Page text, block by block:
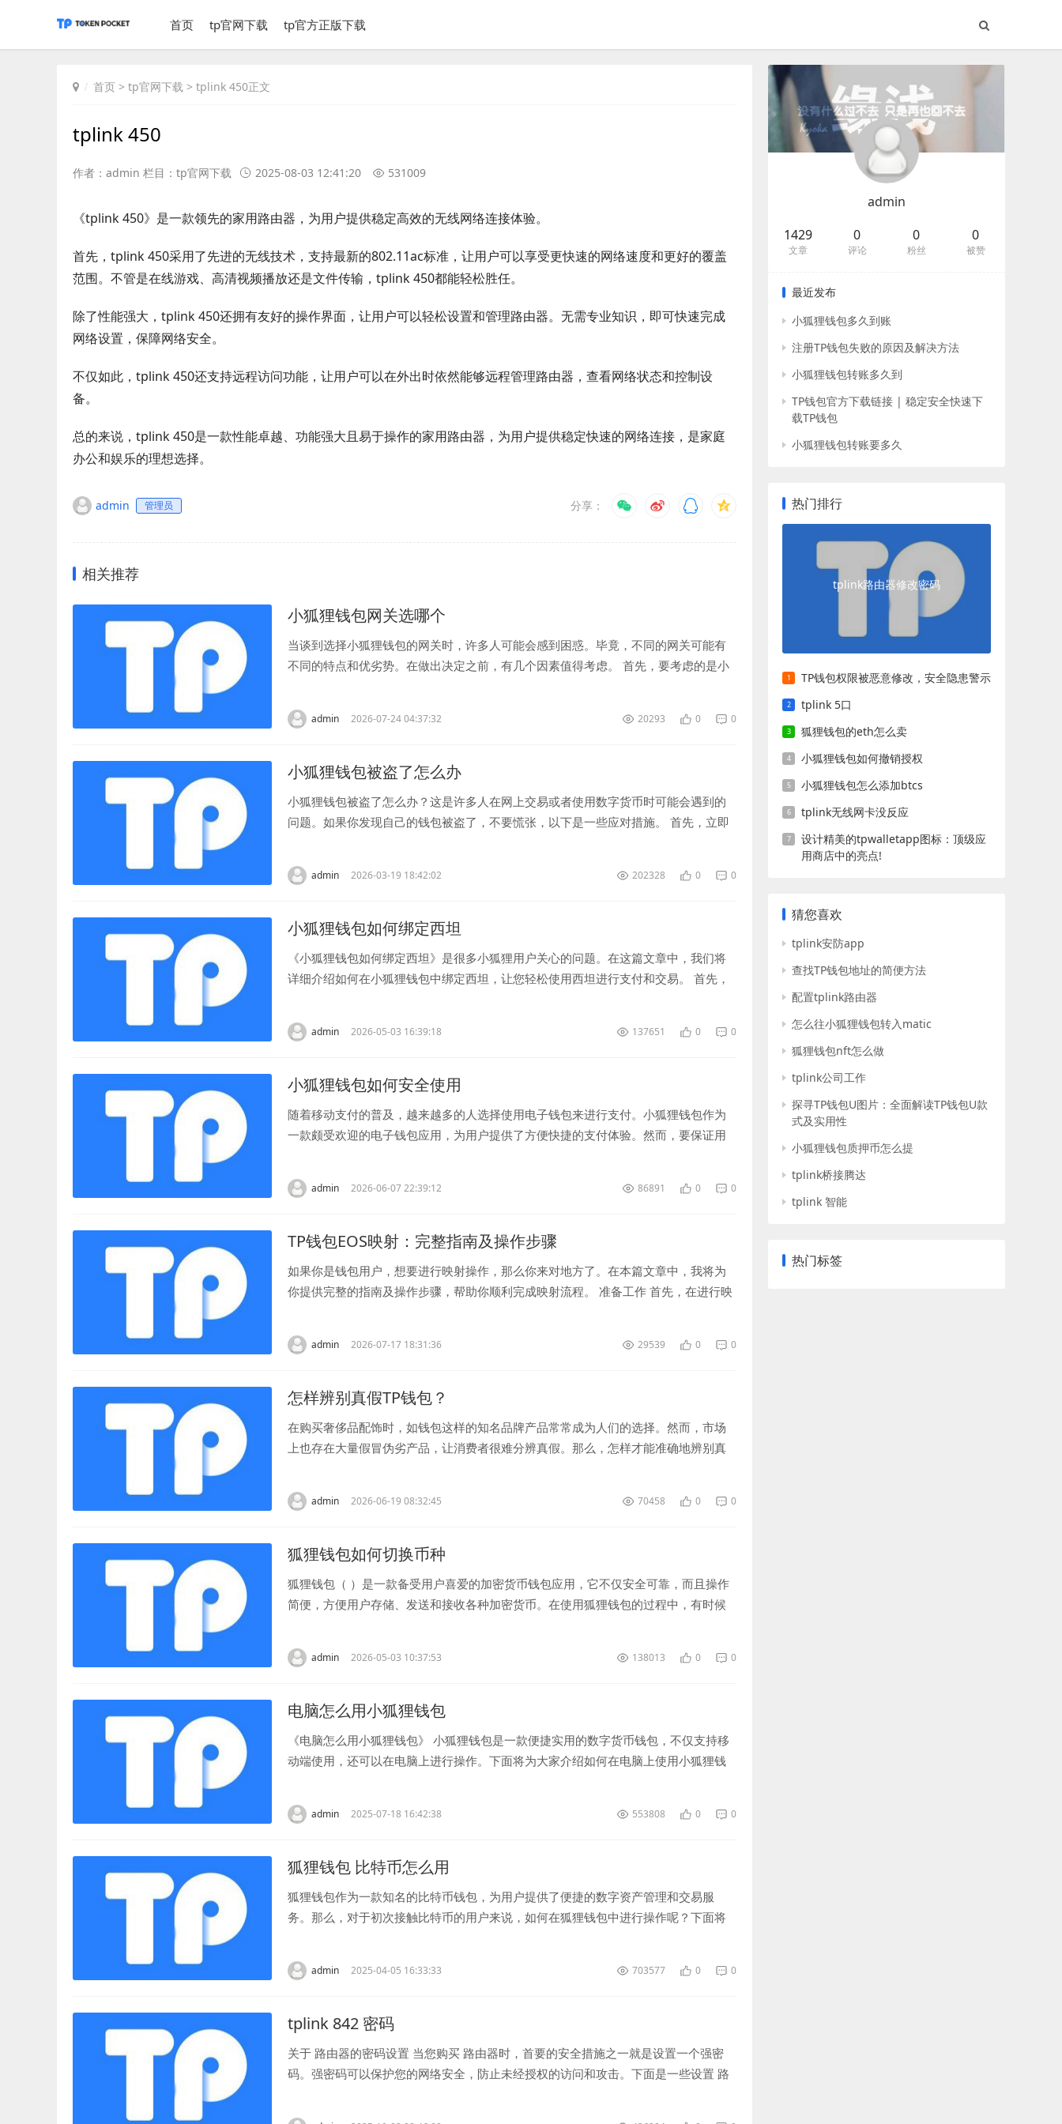
首页 tp官网下载 tp官方正版下载
首页 > tp官网下载 > tplink 450正文
tplink 450
作者：admin 栏目： tp官网下载 2025-08-03 12:41:20 531009
《tplink 450》是一款领先的家用路由器，为用户提供稳定高效的无线网络连接体验。
首先，tplink 450采用了先进的无线技术，支持最新的802.11ac标准，让用户可以享受更快速的网络速度和更好的覆盖
范围。不管是在线游戏、高清视频播放还是文件传输，tplink 450都能轻松胜任。
除了性能强大，tplink 450还拥有友好的操作界面，让用户可以轻松设置和管理路由器。无需专业知识，即可快速完成
网络设置，保障网络安全。
不仅如此，tplink 450还支持远程访问功能，让用户可以在外出时依然能够远程管理路由器，查看网络状态和控制设
备。
总的来说，tplink 450是一款性能卓越、功能强大且易于操作的家用路由器，为用户提供稳定快速的网络连接，是家庭
办公和娱乐的理想选择。
admin 管理员 分享：
相关推荐
小狐狸钱包网关选哪个
当谈到选择小狐狸钱包的网关时，许多人可能会感到困惑。毕竟，不同的网关可能有
不同的特点和优劣势。在做出决定之前，有几个因素值得考虑。 首先，要考虑的是小
admin 2026-07-24 04:37:32 20293 0 0
小狐狸钱包被盗了怎么办
小狐狸钱包被盗了怎么办？这是许多人在网上交易或者使用数字货币时可能会遇到的
问题。如果你发现自己的钱包被盗了，不要慌张，以下是一些应对措施。 首先，立即
admin 2026-03-19 18:42:02 202328 0 0
小狐狸钱包如何绑定西坦
《小狐狸钱包如何绑定西坦》是很多小狐狸用户关心的问题。在这篇文章中，我们将
详细介绍如何在小狐狸钱包中绑定西坦，让您轻松使用西坦进行支付和交易。 首先，
admin 2026-05-03 16:39:18 137651 0 0
小狐狸钱包如何安全使用
随着移动支付的普及，越来越多的人选择使用电子钱包来进行支付。小狐狸钱包作为
一款颇受欢迎的电子钱包应用，为用户提供了方便快捷的支付体验。然而，要保证用
admin 2026-06-07 22:39:12 86891 0 0
TP钱包EOS映射：完整指南及操作步骤
如果你是钱包用户，想要进行映射操作，那么你来对地方了。在本篇文章中，我将为
你提供完整的指南及操作步骤，帮助你顺利完成映射流程。 准备工作 首先，在进行映
admin 2026-07-17 18:31:36 29539 0 0
怎样辨别真假TP钱包？
在购买奢侈品配饰时，如钱包这样的知名品牌产品常常成为人们的选择。然而，市场
上也存在大量假冒伪劣产品，让消费者很难分辨真假。那么，怎样才能准确地辨别真
admin 2026-06-19 08:32:45 70458 0 0
狐狸钱包如何切换币种
狐狸钱包（ ）是一款备受用户喜爱的加密货币钱包应用，它不仅安全可靠，而且操作
简便，方便用户存储、发送和接收各种加密货币。在使用狐狸钱包的过程中，有时候
admin 2026-05-03 10:37:53 138013 0 0
电脑怎么用小狐狸钱包
《电脑怎么用小狐狸钱包》 小狐狸钱包是一款便捷实用的数字货币钱包，不仅支持移
动端使用，还可以在电脑上进行操作。下面将为大家介绍如何在电脑上使用小狐狸钱
admin 2025-07-18 16:42:38 553808 0 0
狐狸钱包 比特币怎么用
狐狸钱包作为一款知名的比特币钱包，为用户提供了便捷的数字资产管理和交易服
务。那么，对于初次接触比特币的用户来说，如何在狐狸钱包中进行操作呢？下面将
admin 2025-04-05 16:33:33 703577 0 0
tplink 842 密码
关于 路由器的密码设置 当您购买 路由器时，首要的安全措施之一就是设置一个强密
码。强密码可以保护您的网络安全，防止未经授权的访问和攻击。下面是一些设置 路
admin
1429
文章
0
评论
0
粉丝
0
被赞
最近发布
小狐狸钱包多久到账
注册TP钱包失败的原因及解决方法
小狐狸钱包转账多久到
TP钱包官方下载链接 | 稳定安全快速下
载TP钱包
小狐狸钱包转账要多久
热门排行
tplink路由器修改密码
TP钱包权限被恶意修改，安全隐患警示
tplink 5口
狐狸钱包的eth怎么卖
小狐狸钱包如何撤销授权
小狐狸钱包怎么添加btcs
tplink无线网卡没反应
设计精美的tpwalletapp图标：顶级应
用商店中的亮点!
猜您喜欢
tplink安防app
查找TP钱包地址的简便方法
配置tplink路由器
怎么往小狐狸钱包转入matic
狐狸钱包nft怎么做
tplink公司工作
探寻TP钱包U图片：全面解读TP钱包U款
式及实用性
小狐狸钱包质押币怎么提
tplink桥接腾达
tplink 智能
热门标签